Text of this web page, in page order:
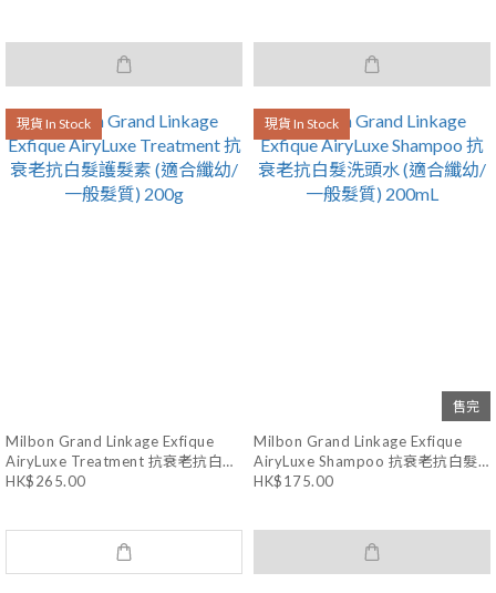
現貨 In Stock
Milbon Grand Linkage Exfique
AiryLuxe Treatment 抗衰老抗白髮
護髮素 (適合纖幼/一般髮質) 200g
HK$265.00
現貨 In Stock
售完
Milbon Grand Linkage Exfique
AiryLuxe Shampoo 抗衰老抗白髮
洗頭水 (適合纖幼/一般髮質) 200mL
HK$175.00